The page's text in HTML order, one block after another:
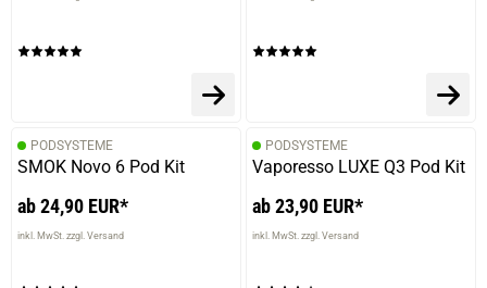
PODSYSTEME
SMOK Novo 6 Pod Kit
ab 24,90 EUR*
inkl. MwSt. zzgl. Versand
PODSYSTEME
Vaporesso LUXE Q3 Pod Kit
ab 23,90 EUR*
inkl. MwSt. zzgl. Versand